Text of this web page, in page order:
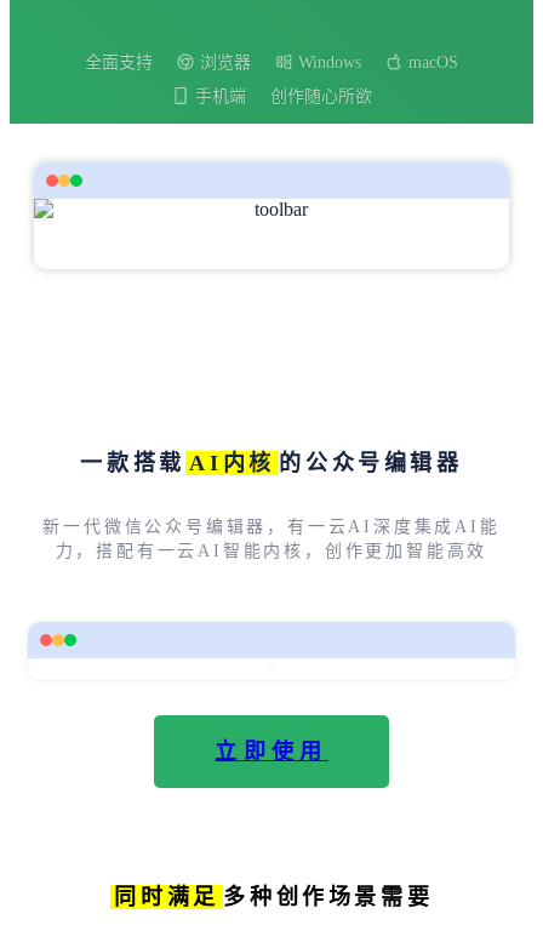
全面支持 浏览器 Windows
macOS
手机端
创作随心所欲
一款搭载 AI内核 的公众号编辑器
新一代微信公众号编辑器，有一云AI深度集成AI能
力，搭配有一云AI智能内核，创作更加智能高效
立即使用
同时满足 多种创作场景需要